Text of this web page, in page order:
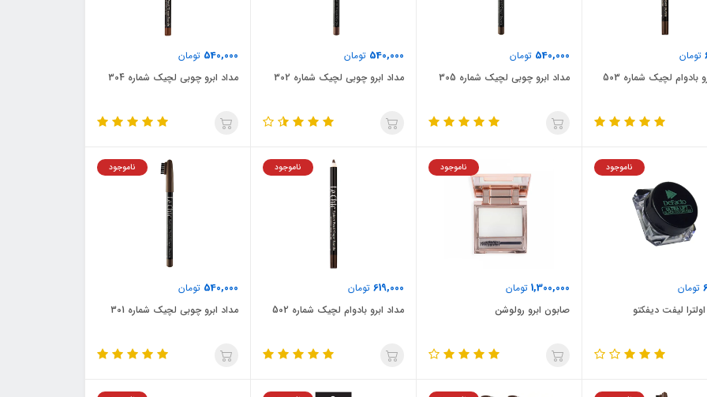
تومان
بادوام لچیک شماره 503
540,000 تومان
مداد ابرو چوبی لچیک شماره 305
540,000 تومان
مداد ابرو چوبی لچیک شماره 302
540,000 تومان
مداد ابرو چوبی لچیک شماره 304
تومان
ناموجود
لیفت دیفکتو
1,300,000 تومان
ناموجود
صابون ابرو رولوشن
619,000 تومان
ناموجود
مداد ابرو بادوام لچیک شماره 502
540,000 تومان
ناموجود
مداد ابرو چوبی لچیک شماره 301